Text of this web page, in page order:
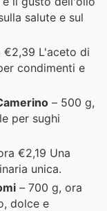
salute e sul
€2,39 L'aceto di
condimenti e
– 500 g,
per sughi
€2,19 Una
unica.
– 700 g, ora
dolce e